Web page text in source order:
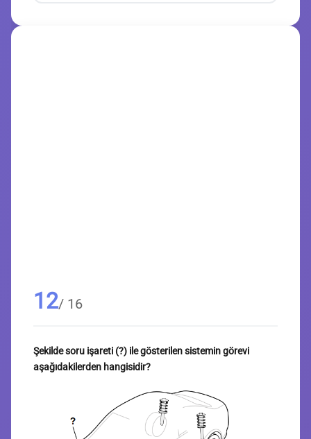
12/ 16
Şekilde soru işareti (?) ile gösterilen sistemin görevi
aşağıdakilerden hangisidir?